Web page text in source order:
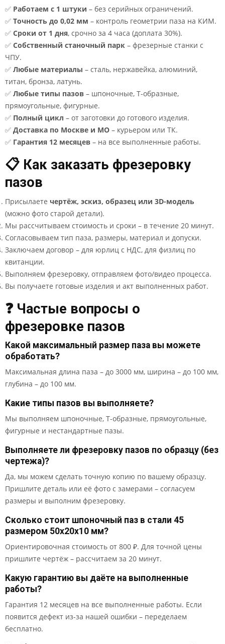
✅ Работаем с 1 штуки – без серийных ограничений.
✅ Точность до 0,02 мм – контроль геометрии паза на КИМ.
✅ Сроки от 1 дня, срочно за 4 часа (доплата 30%).
✅ Собственный станочный парк – фрезерные станки с
ЧПУ.
✅ Любые материалы – сталь, нержавейка, алюминий,
титан, бронза, латунь.
✅ Любые типы пазов – шпоночные, Т-образные,
прямоугольные, фигурные.
✅ Полный цикл – от заготовки до готового изделия.
✅ Доставка по Москве и МО – курьером или ТК.
✅ Гарантия 12 месяцев – на все выполненные работы.
📋 Как заказать фрезеровку
пазов
Присылаете чертёж, эскиз, образец или 3D-модель
(можно фото старой детали).
Мы рассчитываем стоимость и сроки – в течение 20 минут.
Согласовываем тип паза, размеры, материал и допуски.
Заключаем договор – для юрлиц с НДС, для физлиц по
квитанции.
Выполняем фрезеровку, отправляем фото/видео процесса.
Вы получаете готовые изделия и акт выполненных работ.
❓ Частые вопросы о
фрезеровке пазов
Какой максимальный размер паза вы можете
обработать?
Максимальная длина паза – до 3000 мм, ширина – до 100 мм,
глубина – до 100 мм.
Какие типы пазов вы выполняете?
Мы выполняем шпоночные, Т-образные, прямоугольные,
фигурные и нестандартные пазы.
Выполняете ли фрезеровку пазов по образцу (без
чертежа)?
Да, мы можем сделать точную копию по вашему образцу.
Пришлите деталь или её фото с замерами – согласуем
размеры и выполним фрезеровку.
Сколько стоит шпоночный паз в стали 45
размером 50x20x10 мм?
Ориентировочная стоимость от 800 ₽. Для точной цены
пришлите чертёж – рассчитаем за 20 минут.
Какую гарантию вы даёте на выполненные
работы?
Гарантия 12 месяцев на все выполненные работы. Если
появится дефект из-за нашей ошибки – переделаем
бесплатно.